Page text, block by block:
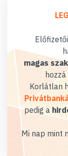
magas
hozzá
Korlátlan
pedig a
Mi nap mint